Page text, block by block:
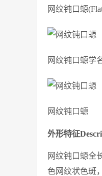
网纹钝口螈
网纹钝口螈学
网纹钝口螈
外形特征
网纹钝口螈全
色网纹状色斑